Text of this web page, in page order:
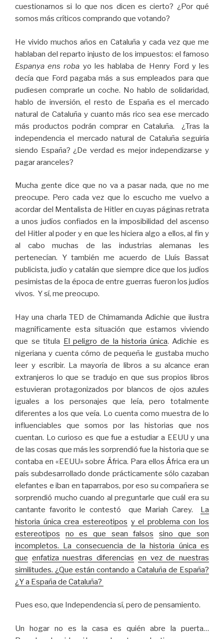
cuestionarnos si lo que nos dicen es cierto? ¿Por qué
somos más críticos comprando que votando?
He vivido muchos años en Cataluña y cada vez que me
hablaban del reparto injusto de los impuestos: el famoso
Espanya ens roba yo les hablaba de Henry Ford y les
decía que Ford pagaba más a sus empleados para que
pudiesen comprarle un coche. No hablo de solidaridad,
hablo de inversión, el resto de España es el mercado
natural de Cataluña y cuanto más rico sea ese mercado
más productos podrán comprar en Cataluña. ¿Tras la
independencia el mercado natural de Cataluña seguiría
siendo España? ¿De verdad es mejor independizarse y
pagar aranceles?
Mucha gente dice que no va a pasar nada, que no me
preocupe. Pero cada vez que lo escucho me vuelvo a
acordar del Mentalista de Hitler en cuyas páginas retrata
a unos judíos confiados en la imposibilidad del ascenso
del Hitler al poder y en que les hiciera algo a ellos, al fin y
al cabo muchas de las industrias alemanas les
pertenecían. Y también me acuerdo de Lluís Bassat
publicista, judío y catalán que siempre dice que los judíos
pesimistas de la época de entre guerras fueron los judíos
vivos. Y sí, me preocupo.
Hay una charla TED de Chimamanda Adichie que ilustra
magníficamente esta situación que estamos viviendo
que se titula El peligro de la historia única. Adichie es
nigeriana y cuenta cómo de pequeña le gustaba mucho
leer y escribir. La mayoría de libros a su alcance eran
extranjeros lo que se tradujo en que sus propios libros
estuvieran protagonizados por blancos de ojos azules
iguales a los personajes que leía, pero totalmente
diferentes a los que veía. Lo cuenta como muestra de lo
influenciables que somos por las historias que nos
cuentan. Lo curioso es que fue a estudiar a EEUU y una
de las cosas que más les sorprendió fue la historia que se
contaba en «EEUU» sobre África. Para ellos África era un
país subdesarrollado donde prácticamente sólo cazaban
elefantes e iban en taparrabos, por eso su compañera se
sorprendió mucho cuando al preguntarle que cuál era su
cantante favorito le contestó que Mariah Carey. La
historia única crea estereotipos y el problema con los
estereotipos
no es que sean falsos
sino que son
incompletos. La consecuencia de la historia única es
que enfatiza nuestras diferencias en vez de nuestras
similitudes. ¿Que están contando a Cataluña de España?
¿Y a España de Cataluña?
Pues eso, que Independencia sí, pero de pensamiento.
Un hogar no es la casa es quién abre la puerta…